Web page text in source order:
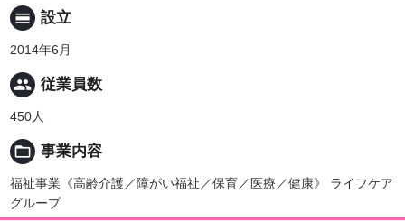
calendar_view_day 設立
2014年6月
people 従業員数
450人
folder_open 事業内容
福祉事業《高齢介護／障がい福祉／保育／医療／健康》 ライフケア
グループ